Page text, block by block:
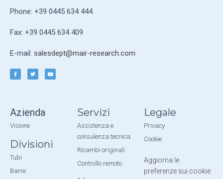
Phone: +39 0445 634 444
Fax: +39 0445 634 409
E-mail: salesdept@mair-research.com
Azienda
Visione
Divisioni
Tubi
Barre
Servizi
Assistenza e
consulenza tecnica
Ricambi originali
Controllo remoto
Legale
Privacy
Cookie
Aggiorna le
preferenze sui cookie